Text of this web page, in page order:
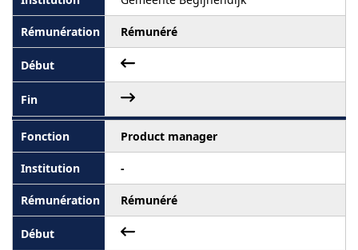
Rémunéré
Product manager
-
Rémunéré